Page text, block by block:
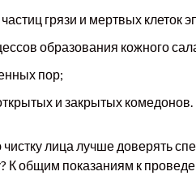
грязи и мертвых клеток
образования кожного
пор;
и закрытых комедонов.
лица лучше доверять
К общим показаниям к